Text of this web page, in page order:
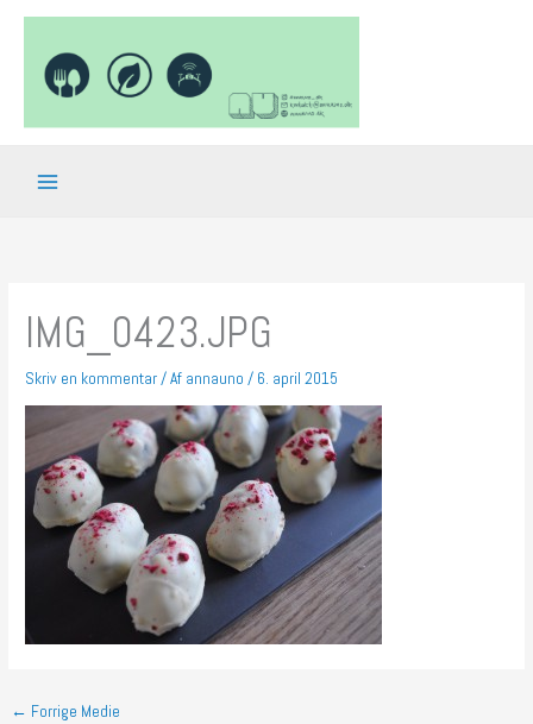
indholdet
IMG_0423.JPG
Skriv en kommentar/ Af annauno/ 6. april 2015
← Forrige Medie